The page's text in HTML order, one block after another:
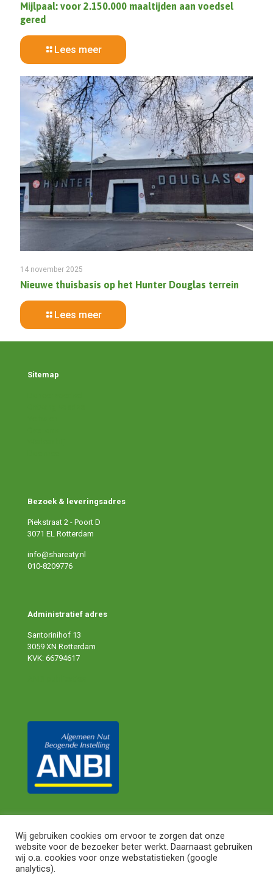
Mijlpaal: voor 2.150.000 maaltijden aan voedsel
gered
Lees meer
14 november 2025
Nieuwe thuisbasis op het Hunter Douglas terrein
Lees meer
Sitemap
Bezoek & leveringsadres
Piekstraat 2 - Poort D
3071 EL Rotterdam
info@shareaty.nl
010-8209776
Administratief adres
Santorinihof 13
3059 XN Rotterdam
KVK: 66794617
© 2024 Shareaty. All Rights Reserved. Privacy Statement|
Algemene Voorwaarden
Wij gebruiken cookies om ervoor te zorgen dat onze
website voor de bezoeker beter werkt. Daarnaast gebruiken
wij o.a. cookies voor onze webstatistieken (google
analytics).